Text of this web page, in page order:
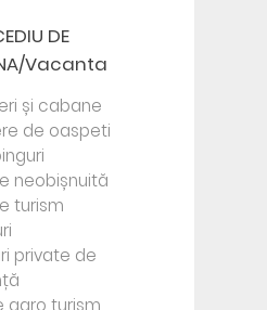
DE
Vacanta
și cabane
de oaspeti
neobișnuită
turism
private de
agro turism